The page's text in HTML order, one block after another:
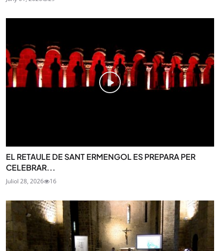
EL RETAULE DE SANT ERMENGOL ES PREPARA PER
CELEBRAR...
Juliol 28, 2026 16